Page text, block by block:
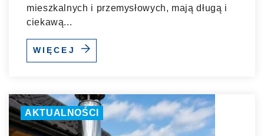
mieszkalnych i przemysłowych, mają długą i
ciekawą...
WIĘCEJ
AKTUALNOŚCI